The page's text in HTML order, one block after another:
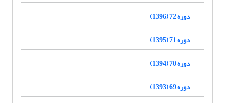
دوره 72 (1396)
دوره 71 (1395)
دوره 70 (1394)
دوره 69 (1393)